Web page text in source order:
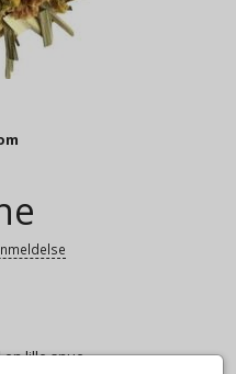
en lille snue.